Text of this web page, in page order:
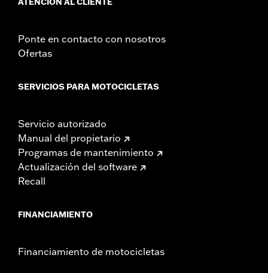
Ponte en contacto con nosotros
Ofertas
SERVICIOS PARA MOTOCICLETAS
Servicio autorizado
Manual del propietario
Programas de mantenimiento
Actualización del software
Recall
FINANCIAMIENTO
Financiamiento de motocicletas